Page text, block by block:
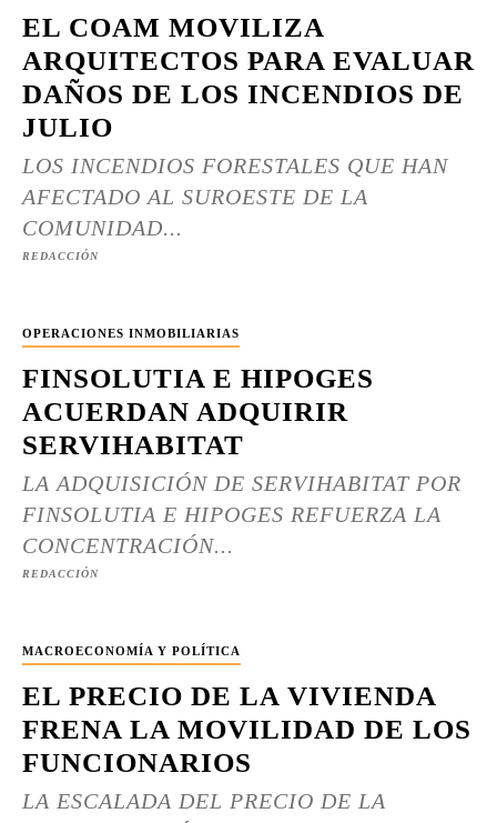
EL COAM MOVILIZA
ARQUITECTOS PARA EVALUAR
DAÑOS DE LOS INCENDIOS DE
JULIO
LOS INCENDIOS FORESTALES QUE HAN
AFECTADO AL SUROESTE DE LA
COMUNIDAD...
REDACCIÓN
OPERACIONES INMOBILIARIAS
FINSOLUTIA E HIPOGES
ACUERDAN ADQUIRIR
SERVIHABITAT
LA ADQUISICIÓN DE SERVIHABITAT POR
FINSOLUTIA E HIPOGES REFUERZA LA
CONCENTRACIÓN...
REDACCIÓN
MACROECONOMÍA Y POLÍTICA
EL PRECIO DE LA VIVIENDA
FRENA LA MOVILIDAD DE LOS
FUNCIONARIOS
LA ESCALADA DEL PRECIO DE LA